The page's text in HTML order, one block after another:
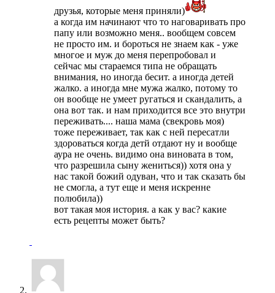
друзья, которые меня приняли)
а когда им начинают что то наговаривать про
папу или возможно меня.. вообщем совсем
не просто им. и бороться не знаем как - уже
многое и муж до меня перепробовал и
сейчас мы стараемся типа не обращать
внимания, но иногда бесит. а иногда детей
жалко. а иногда мне мужа жалко, потому то
он вообще не умеет ругаться и скандалить, а
она вот так. и нам приходится все это внутри
переживать.... наша мама (свекровь моя)
тоже переживает, так как с ней пересатли
здороваться когда детй отдают ну и вообще
аура не очень. видимо она виновата в том,
что разрешила сыну жениться)) хотя она у
нас такой божий одуван, что и так сказать бы
не смогла, а тут еще и меня искренне
полюбила))
вот такая моя история. а как у вас? какие
есть рецепты может быть?